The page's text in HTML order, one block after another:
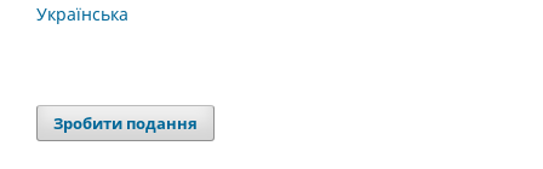
Українська
Зробити подання